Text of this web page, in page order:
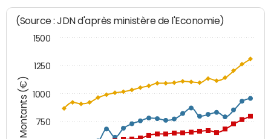
Montants (€)
(Source : JDN d'après ministère de l'Economie)
750
1000
1250
1500